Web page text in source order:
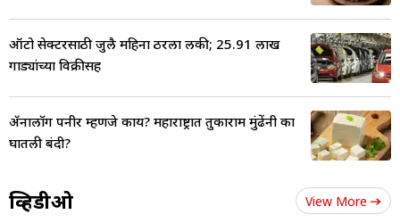
ऑटो सेक्टरसाठी जुलै महिना ठरला लकी; 25.91 लाख
गाड्यांच्या विक्रीसह
ॲनालॉग पनीर म्हणजे काय? महाराष्ट्रात तुकाराम मुंढेंनी का
घातली बंदी?
व्हिडीओ View More